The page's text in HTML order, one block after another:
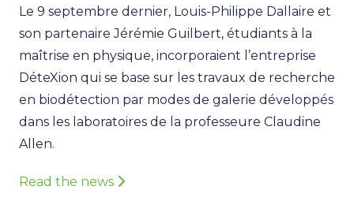
Le 9 septembre dernier, Louis-Philippe Dallaire et
son partenaire Jérémie Guilbert, étudiants à la
maîtrise en physique, incorporaient l’entreprise
DéteXion qui se base sur les travaux de recherche
en biodétection par modes de galerie développés
dans les laboratoires de la professeure Claudine
Allen.
Read the news